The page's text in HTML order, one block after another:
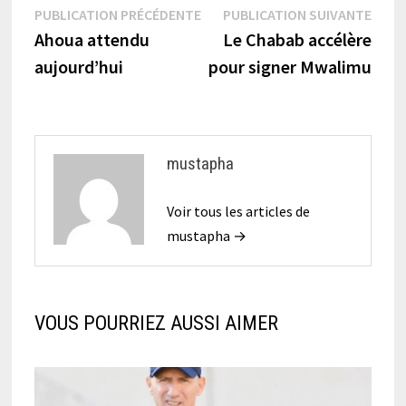
Navigation
de
l’article
PUBLICATION PRÉCÉDENTEPublication
précédente :
Ahoua attendu
aujourd’hui
PUBLICATION SUIVANTE
Le Chabab accélère
pour signer Mwalimu
mustapha
Voir tous les articles de
mustapha →
VOUS POURRIEZ AUSSI AIMER